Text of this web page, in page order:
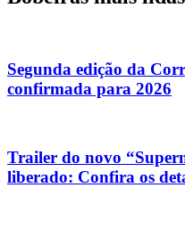
Segunda edição da
confirmada para 2026
Trailer do novo
liberado: Confira os